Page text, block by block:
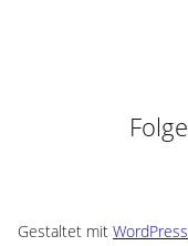
Folge
Gestaltet mit WordPress